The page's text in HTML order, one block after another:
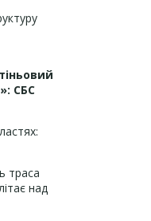
СБС
траса
над